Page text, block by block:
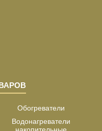
Обогреватели
Водонагреватели